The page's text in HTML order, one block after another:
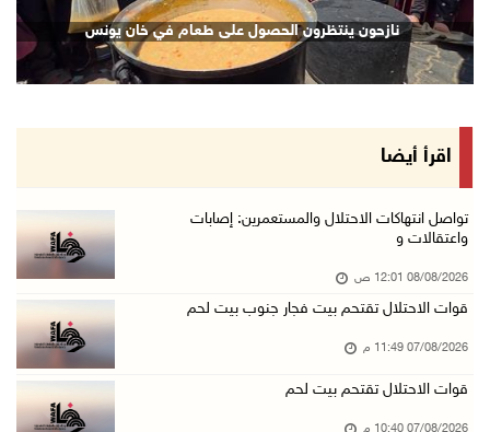
نادي الأسير: تجديد أمرَ منع زيارات الأسرى إجر ...
07/آب/2026 08:24 م
مستعمرون يهاجمون قرية أبو نجيم ويصيبون مواطني ...
مستعمرون يهاجمون مساكن المواطنين في خربة الحم ...
بعد تجديد منع زيارات المعتقلين: أبو الحمص يدع ...
الرئاسة ترحب بإطلاق السعودية التحالف البحري ا ...
07/آب/2026 06:17 م
(محدث) نابلس: إصابة مواطن واعتقاله إثر هجوم ل ...
07/آب/2026 06:04 م
الرئاسة ترحب باتفاقية مكة للدفاع المشترك بين ...
نازحون ينتظرون الحصول على طعام في خان يونس
اقرأ أيضا
تواصل انتهاكات الاحتلال والمستعمرين: إصابات
واعتقالات و
08/08/2026 12:01 ص
قوات الاحتلال تقتحم بيت فجار جنوب بيت لحم
07/08/2026 11:49 م
قوات الاحتلال تقتحم بيت لحم